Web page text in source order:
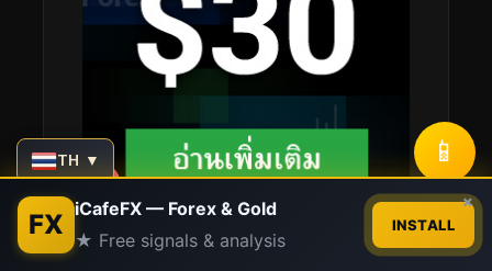
TH ▼ 📱
FX iCafeFX — Forex & Gold
★ Free signals & analysis
INSTALL
×
Contact us
Open